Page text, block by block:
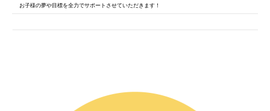
お子様の夢や目標を全力でサポートさせていただきます！